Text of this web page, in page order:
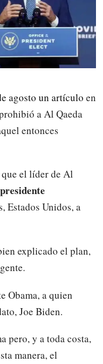
agosto un artículo en
a Al Qaeda
entonces
el líder de Al
presidente
Estados Unidos, a
explicado el plan,
Obama, a quien
Joe Biden.
pero, y a toda costa,
manera, el